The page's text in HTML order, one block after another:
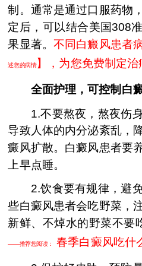
制。通常是通过口服药物
定后，可以结合美国308
果显著。 不同白癜风患者
述您的病情】，为您免费制定治
全面护理，可控制白癜
1.不要熬夜，熬夜伤身
导致人体的内分泌紊乱，
癜风扩散。白癜风患者要
上早点睡。
2.饮食要有规律，避免
些白癜风患者会吃野菜，
新鲜、不焯水的野菜不要
——推荐您阅读： 春季白癜风吃什